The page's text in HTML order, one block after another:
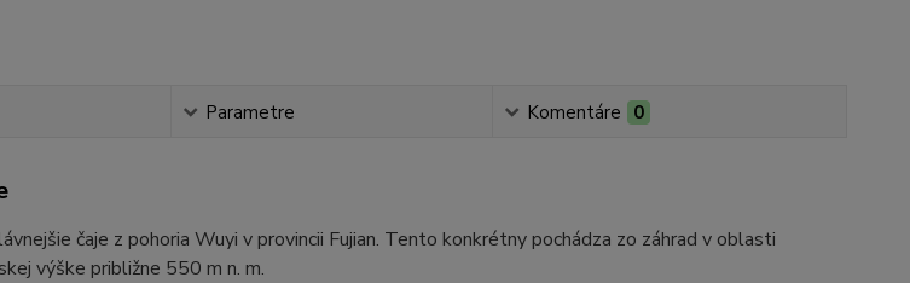
Parametre Komentáre 0
čaje z pohoria Wuyi v provincii Fujian. Tento konkrétny pochádza zo záhrad v oblasti
výške približne 550 m n. m.